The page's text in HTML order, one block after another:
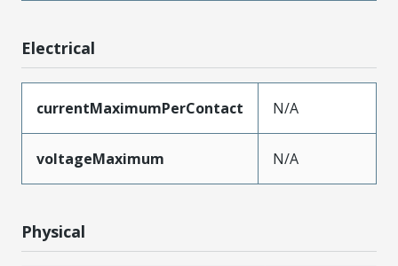
Electrical
currentMaximumPerContact N/A
voltageMaximum N/A
Physical